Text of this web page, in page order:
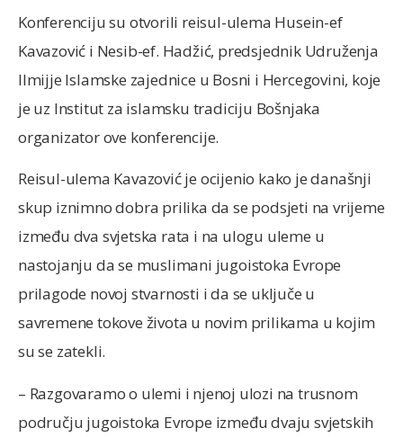
Konferenciju su otvorili reisul-ulema Husein-ef
Kavazović i Nesib-ef. Hadžić, predsjednik Udruženja
Ilmijje Islamske zajednice u Bosni i Hercegovini, koje
je uz Institut za islamsku tradiciju Bošnjaka
organizator ove konferencije.
Reisul-ulema Kavazović je ocijenio kako je današnji
skup iznimno dobra prilika da se podsjeti na vrijeme
između dva svjetska rata i na ulogu uleme u
nastojanju da se muslimani jugoistoka Evrope
prilagode novoj stvarnosti i da se uključe u
savremene tokove života u novim prilikama u kojim
su se zatekli.
– Razgovaramo o ulemi i njenoj ulozi na trusnom
području jugoistoka Evrope između dvaju svjetskih